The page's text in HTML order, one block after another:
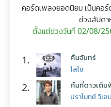
คอร์ดเพลงยอดนิยม เป็นคอ
ช่วงสัปดา
ตั้งแต่ช่วงวันที่ 02/08/
1. คืนจันทร์
โลโซ
2. คืนที่ดาวเต็ม
ปราโมทย์ วิเล